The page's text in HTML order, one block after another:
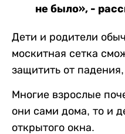
не было», -
Дети и родители
москитная сетка
защитить от
Многие взрослые
они сами дома, то и
открытого окна.